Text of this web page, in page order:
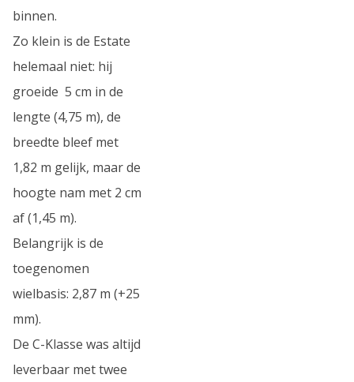
binnen.
Zo klein is de Estate
helemaal niet: hij
groeide 5 cm in de
lengte (4,75 m), de
breedte bleef met
1,82 m gelijk, maar de
hoogte nam met 2 cm
af (1,45 m).
Belangrijk is de
toegenomen
wielbasis: 2,87 m (+25
mm).
De C-Klasse was altijd
leverbaar met twee